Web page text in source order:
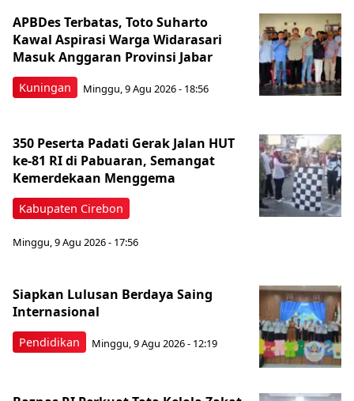
Kuningan
APBDes Terbatas, Toto Suharto
Kawal Aspirasi Warga Widarasari
Masuk Anggaran Provinsi Jabar
Minggu, 9 Agu 2026 - 18:56
Kabupaten Cirebon
350 Peserta Padati Gerak Jalan HUT
ke-81 RI di Pabuaran, Semangat
Kemerdekaan Menggema
Minggu, 9 Agu 2026 - 17:56
Pendidikan
Siapkan Lulusan Berdaya Saing
Internasional
Minggu, 9 Agu 2026 - 12:19